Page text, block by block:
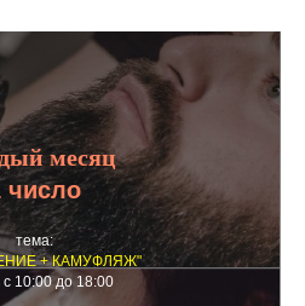
месяц
число
тема:
+ КАМУФЛЯЖ"
с 10:00 до 18:00